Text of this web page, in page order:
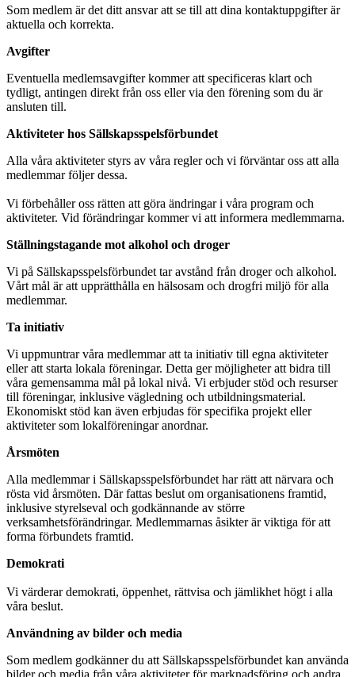
Som medlem är det ditt ansvar att se till att dina kontaktuppgifter är
aktuella och korrekta.
Avgifter
Eventuella medlemsavgifter kommer att specificeras klart och
tydligt, antingen direkt från oss eller via den förening som du är
ansluten till.
Aktiviteter hos Sällskapsspelsförbundet
Alla våra aktiviteter styrs av våra regler och vi förväntar oss att alla
medlemmar följer dessa.
Vi förbehåller oss rätten att göra ändringar i våra program och
aktiviteter. Vid förändringar kommer vi att informera medlemmarna.
Ställningstagande mot alkohol och droger
Vi på Sällskapsspelsförbundet tar avstånd från droger och alkohol.
Vårt mål är att upprätthålla en hälsosam och drogfri miljö för alla
medlemmar.
Ta initiativ
Vi uppmuntrar våra medlemmar att ta initiativ till egna aktiviteter
eller att starta lokala föreningar. Detta ger möjligheter att bidra till
våra gemensamma mål på lokal nivå. Vi erbjuder stöd och resurser
till föreningar, inklusive vägledning och utbildningsmaterial.
Ekonomiskt stöd kan även erbjudas för specifika projekt eller
aktiviteter som lokalföreningar anordnar.
Årsmöten
Alla medlemmar i Sällskapsspelsförbundet har rätt att närvara och
rösta vid årsmöten. Där fattas beslut om organisationens framtid,
inklusive styrelseval och godkännande av större
verksamhetsförändringar. Medlemmarnas åsikter är viktiga för att
forma förbundets framtid.
Demokrati
Vi värderar demokrati, öppenhet, rättvisa och jämlikhet högt i alla
våra beslut.
Användning av bilder och media
Som medlem godkänner du att Sällskapsspelsförbundet kan använda
bilder och media från våra aktiviteter för marknadsföring och andra